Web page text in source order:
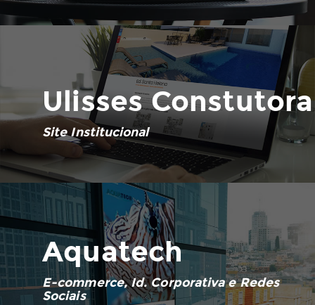
Ulisses Constutora
Site Institucional
Aquatech
E-commerce, Id. Corporativa e Redes
Sociais